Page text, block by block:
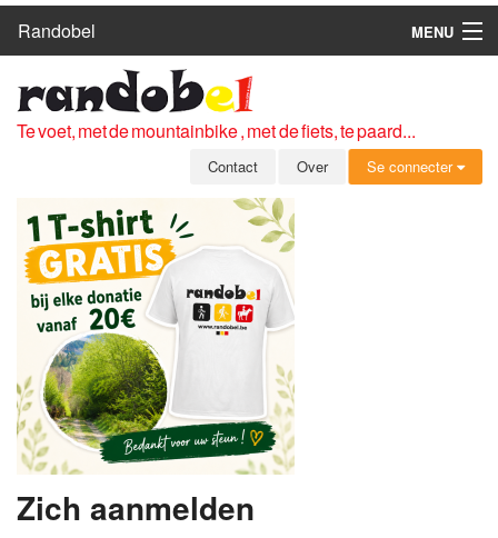
Randobel
MENU
ROUTES
CLUBS
OVER
LEDEN
ZICH AANMELDEN
GRATIS REGISTRATIE
WACHTWOORD VERGETEN
Te voet, met de mountainbike , met de fiets, te paard...
Contact Over Se connecter
Zich aanmelden